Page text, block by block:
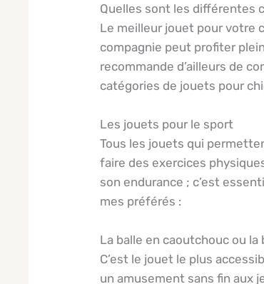
Quelles sont les différentes
Le meilleur jouet pour votre
compagnie peut profiter
recommande d’ailleurs de
catégories de jouets pour
Les jouets pour le sport
Tous les jouets qui
faire des exercices
son endurance ; c’est
mes préférés :
La balle en caoutchouc ou la
C’est le jouet le plus
un amusement sans fin aux